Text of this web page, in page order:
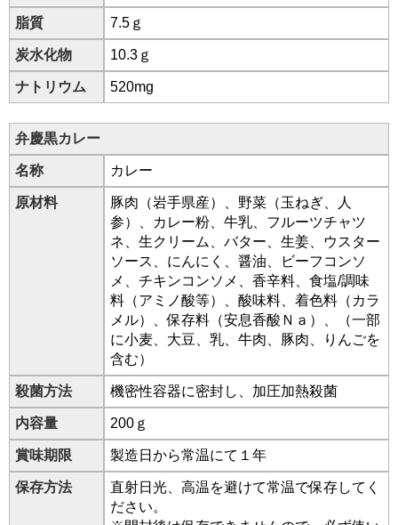
脂質 7.5ｇ
炭水化物 10.3ｇ
ナトリウム 520mg
弁慶黒カレー
名称 カレー
原材料
豚肉（岩手県産）、野菜（玉ねぎ、人
参）、カレー粉、牛乳、フルーツチャツ
ネ、生クリーム、バター、生姜、ウスター
ソース、にんにく、醤油、ビーフコンソ
メ、チキンコンソメ、香辛料、食塩/調味
料（アミノ酸等）、酸味料、着色料（カラ
メル）、保存料（安息香酸Ｎａ）、（一部
に小麦、大豆、乳、牛肉、豚肉、りんごを
含む）
殺菌方法 機密性容器に密封し、加圧加熱殺菌
内容量 200ｇ
賞味期限 製造日から常温にて１年
保存方法
直射日光、高温を避けて常温で保存してく
ださい。